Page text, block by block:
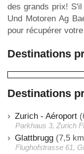
des grands prix!
Und Motoren Ag
pour récupérer
Destinations
Destinations
Zurich - Aéroport
Parkhaus 3, Zurich
Glattbrugg (7,5
Flughofstrasse 61,